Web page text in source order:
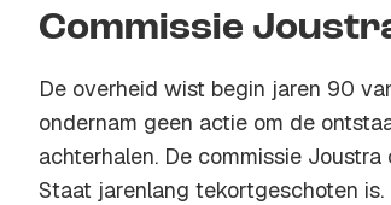
Commissie
De overheid wist begin jaren 90
ondernam geen actie om de
achterhalen. De commissie
Staat jarenlang tekortgeschoten